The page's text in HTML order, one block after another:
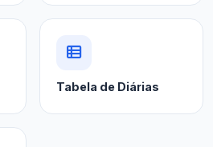
Tabela de Diárias